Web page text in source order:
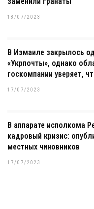
18/07/2023
В Измаиле закрылось
«Укрпочты», однако
госкомпании уверяет,
17/07/2023
В аппарате исполкома
кадровый кризис:
местных чиновников
17/07/2023